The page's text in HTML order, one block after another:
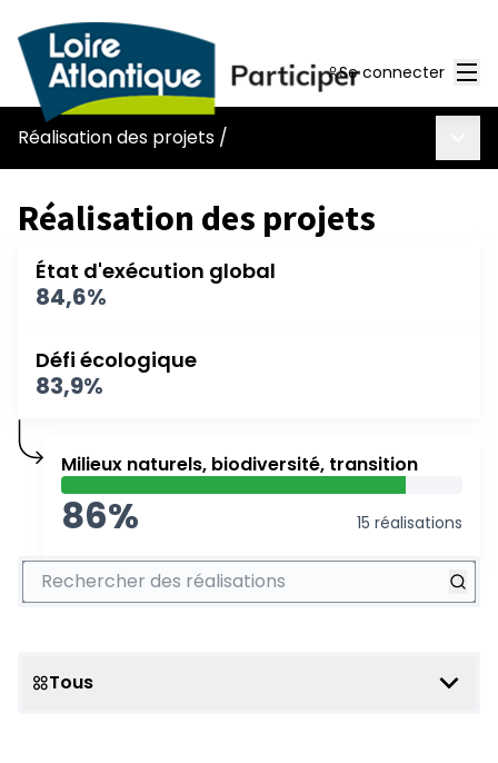
Se connecter
Réalisation des projets /
Réalisation des projets
État d'exécution global
84,6%
Défi écologique
83,9%
Milieux naturels, biodiversité, transition
86% 15 réalisations
Rechercher des réalisations
Scope
Tous